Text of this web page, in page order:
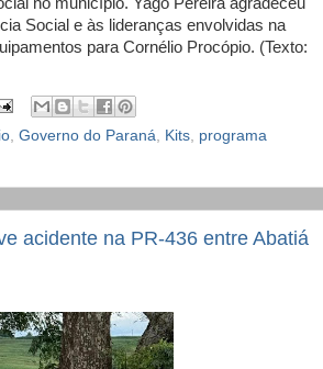
Social e às lideranças envolvidas na
para Cornélio Procópio. (Texto:
Governo do Paraná Kits programa
acidente na PR-436 entre Abatiá